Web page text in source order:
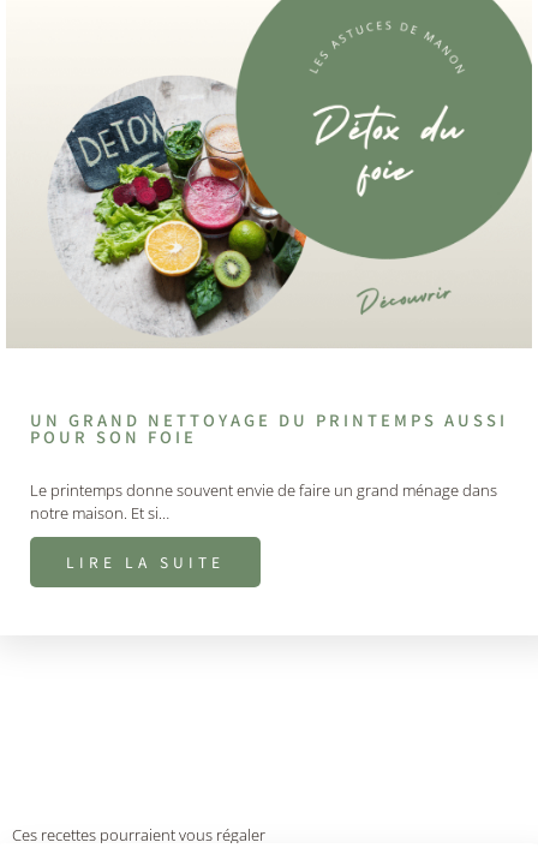
UN GRAND NETTOYAGE DU PRINTEMPS AUSSI
POUR SON FOIE
Le printemps donne souvent envie de faire un grand ménage dans
notre maison. Et si…
LIRE LA SUITE
Ces recettes pourraient vous régaler